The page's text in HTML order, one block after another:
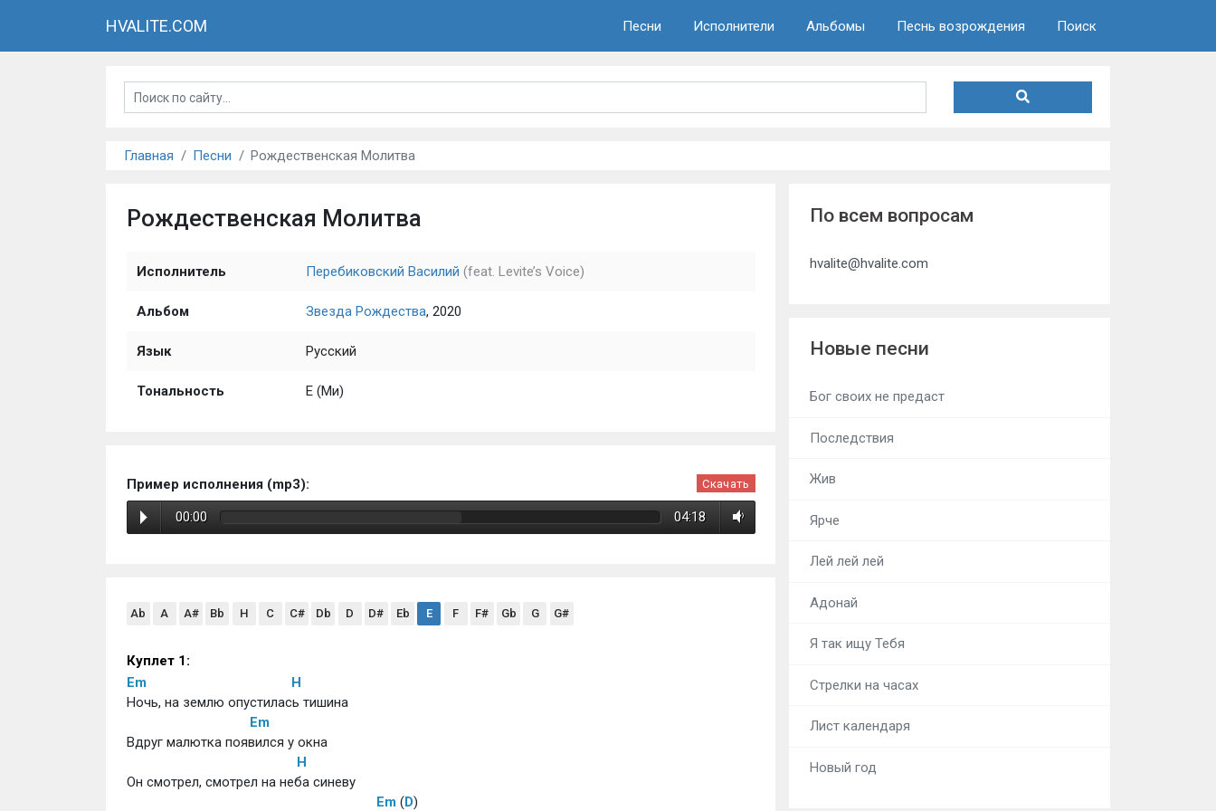
HVALITE.COM Песни Исполнители Альбомы Песнь возрождения Поиск
Главная Песни Рождественская Молитва
Рождественская Молитва
Исполнитель Перебиковский Василий (feat. Levite’s Voice)
Альбом Звезда Рождества, 2020
Язык Русский
Тональность E (Ми)
Пример исполнения (mp3): Скачать
00:00 04:18
Ab A A# Bb H C C# Db D D# Eb E F F# Gb G G#
Куплет 1:
Em
H
Ночь, на землю опустилась тишина
Em
Вдруг малютка появился у окна
H
Он смотрел, смотрел на неба синеву
Em (D)
По всем вопросам
hvalite@hvalite.com
Новые песни
Бог своих не предаст
Последствия
Жив
Ярче
Лей лей лей
Адонай
Я так ищу Тебя
Стрелки на часах
Лист календаря
Новый год